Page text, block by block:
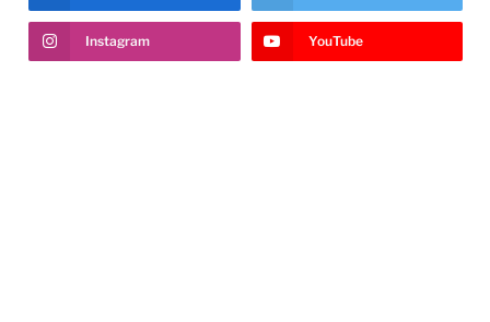
Instagram YouTube